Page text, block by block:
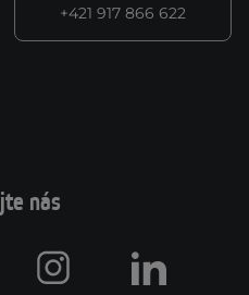
+421 917 866 622
nás
Instagram LinkedIn